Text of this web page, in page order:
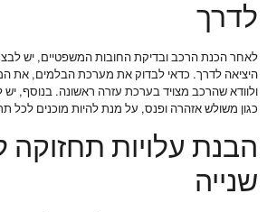
לדרך
לאחר הכנת הרכב ובדיקת החובות המשפטיים, יש
היציאה לדרך. כדאי לבדוק את מערכת הבלמים, את
ולוודא שהרכב מצויד בערכת עזרה ראשונה. בנוסף, יש
כגון משולש אזהרה ופנס, על מנת להיות מוכנים לכל
הבנת עלויות תחזוקה
שנייה